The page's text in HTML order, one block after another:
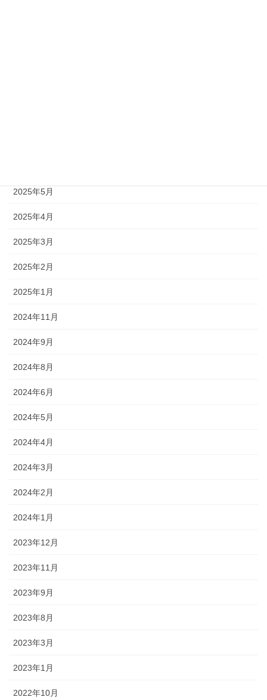
2025年5月
2025年4月
2025年3月
2025年2月
2025年1月
2024年11月
2024年9月
2024年8月
2024年6月
2024年5月
2024年4月
2024年3月
2024年2月
2024年1月
2023年12月
2023年11月
2023年9月
2023年8月
2023年3月
2023年1月
2022年10月